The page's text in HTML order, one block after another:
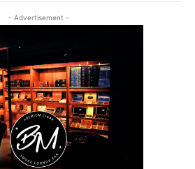
- Advertisement -